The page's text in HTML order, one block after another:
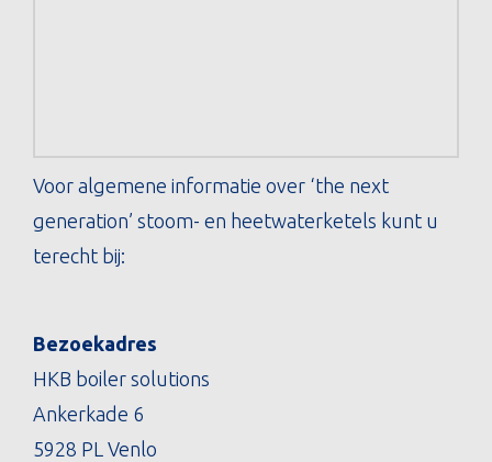
Voor algemene informatie over ‘the next
generation’ stoom- en heetwaterketels kunt u
terecht bij:
Bezoekadres
HKB boiler solutions
Ankerkade 6
5928 PL Venlo